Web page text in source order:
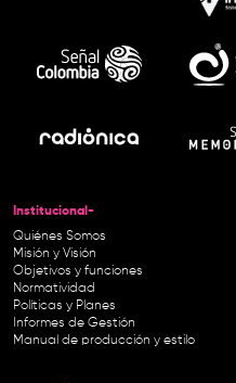
Institucional-
Quiénes Somos
Misión y Visión
Objetivos y funciones
Normatividad
Políticas y Planes
Informes de Gestión
Manual de producción y estilo